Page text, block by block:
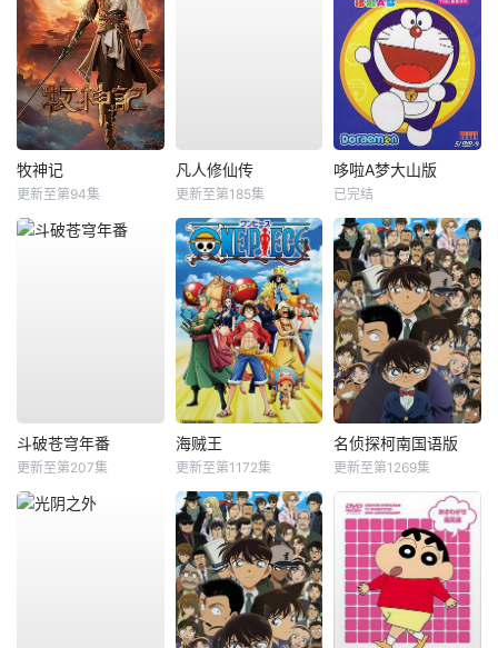
牧神记
更新至第94集
凡人修仙传
更新至第185集
哆啦A梦大山版
已完结
斗破苍穹年番
更新至第207集
海贼王
更新至第1172集
名侦探柯南国语版
更新至第1269集